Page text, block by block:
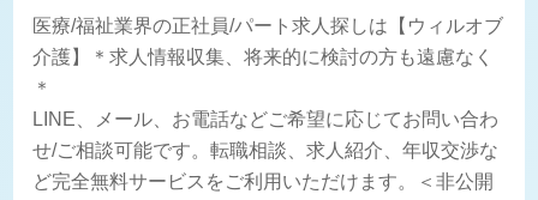
医療/福祉業界の正社員/パート求人探しは【ウィルオブ
介護】＊求人情報収集、将来的に検討の方も遠慮なく
＊
LINE、メール、お電話などご希望に応じてお問い合わ
せ/ご相談可能です。転職相談、求人紹介、年収交渉な
ど完全無料サービスをご利用いただけます。＜非公開